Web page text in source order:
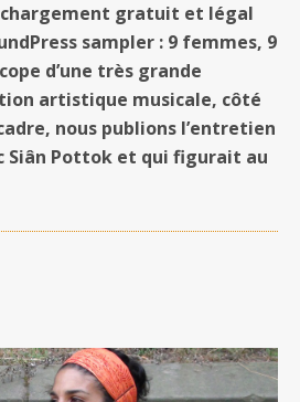
gratuit et légal
sampler : 9 femmes, 9
d’une très grande
artistique musicale, côté
nous publions l’entretien
Siân Pottok et qui figurait au